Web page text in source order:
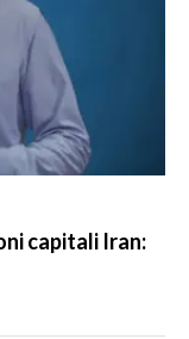
capitali Iran: